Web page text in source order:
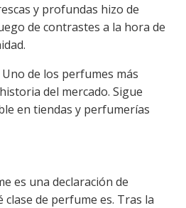
y profundas hizo de
de contrastes a la hora de
de los perfumes más
del mercado. Sigue
en tiendas y perfumerías
es una declaración de
clase de perfume es. Tras la